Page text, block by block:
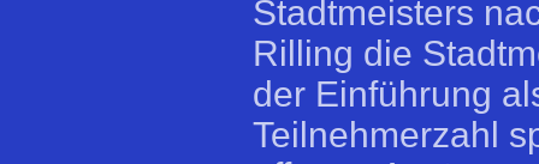
Stadtmeisters
Rilling die
der Einführung
Teilnehmerzahl